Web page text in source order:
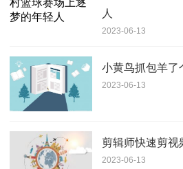
人
2023-06-13
小黄鸟抓包羊了
2023-06-13
剪辑师快速剪视
2023-06-13